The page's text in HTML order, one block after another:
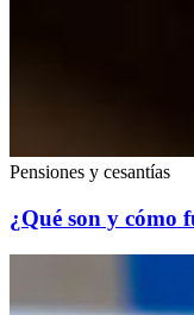
Pensiones y cesantías
¿Qué son y cómo